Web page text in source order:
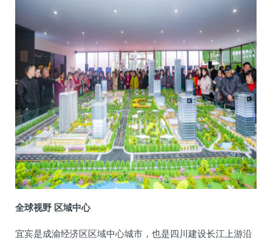
全球视野 区域中心
宜宾是成渝经济区区域中心城市，也是四川建设长江上游沿